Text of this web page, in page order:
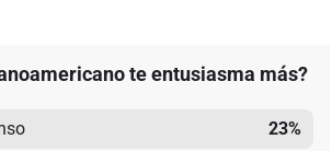
te entusiasma más?
23%